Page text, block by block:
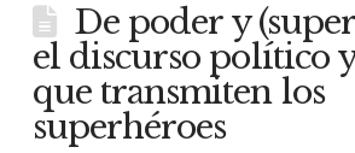
De poder y
el discurso político
que transmiten los
superhéroes